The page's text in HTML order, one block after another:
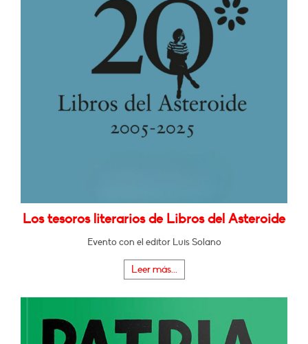
Los tesoros literarios de Libros del Asteroide
Evento con el editor Luis Solano
Leer más...